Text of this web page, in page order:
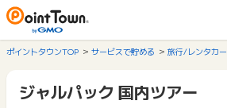
ポイントタウンTOP サービスで貯める 旅行/レンタカー
ジャルパック 国内ツアー